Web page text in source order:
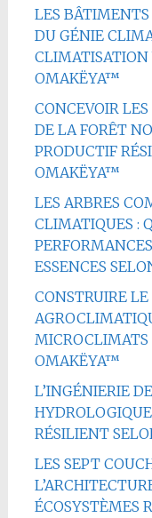
LES BÂTIMENTS
DU GÉNIE
CLIMATISATION
OMAKËYA™
CONCEVOIR
DE LA FORÊT
PRODUCTIF
OMAKËYA™
LES ARBRES
CLIMATIQUES :
ESSENCES
CONSTRUIRE
MICROCLIMATS
OMAKËYA™
L’INGÉNIERIE
RÉSILIENT
LES SEPT
ÉCOSYSTÈMES